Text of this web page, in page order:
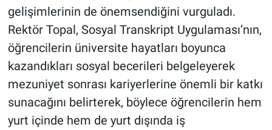
gelişimlerinin de önemsendiğini vurguladı.
Rektör Topal, Sosyal Transkript Uygulaması’nın,
öğrencilerin üniversite hayatları boyunca
kazandıkları sosyal becerileri belgeleyerek
mezuniyet sonrası kariyerlerine önemli bir katkı
sunacağını belirterek, böylece öğrencilerin hem
yurt içinde hem de yurt dışında iş